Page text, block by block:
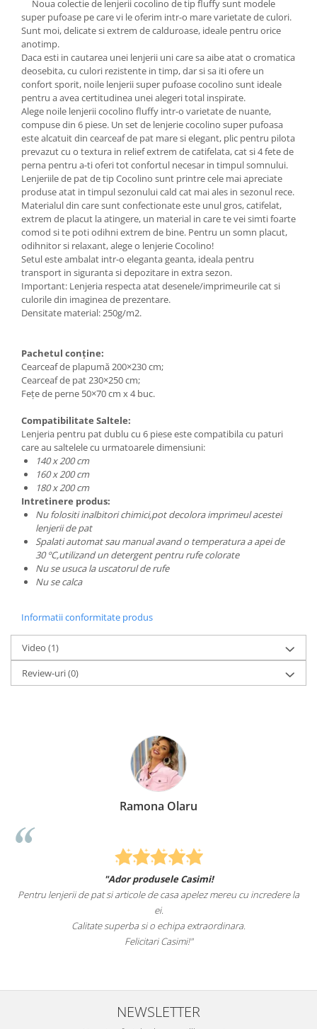
Noua colectie de lenjerii cocolino de tip fluffy sunt modele
super pufoase pe care vi le oferim intr-o mare varietate de culori.
Sunt moi, delicate si extrem de calduroase, ideale pentru orice
anotimp.
Daca esti in cautarea unei lenjerii uni care sa aibe atat o cromatica
deosebita, cu culori rezistente in timp, dar si sa iti ofere un
confort sporit, noile lenjerii super pufoase cocolino sunt ideale
pentru a avea certitudinea unei alegeri total inspirate.
Alege noile lenjerii cocolino fluffy intr-o varietate de nuante,
compuse din 6 piese. Un set de lenjerie cocolino super pufoasa
este alcatuit din cearceaf de pat mare si elegant, plic pentru pilota
prevazut cu o textura in relief extrem de catifelata, cat si 4 fete de
perna pentru a-ti oferi tot confortul necesar in timpul somnului.
Lenjeriile de pat de tip Cocolino sunt printre cele mai apreciate
produse atat in timpul sezonului cald cat mai ales in sezonul rece.
Materialul din care sunt confectionate este unul gros, catifelat,
extrem de placut la atingere, un material in care te vei simti foarte
comod si te poti odihni extrem de bine. Pentru un somn placut,
odihnitor si relaxant, alege o lenjerie Cocolino!
Setul este ambalat intr-o eleganta geanta, ideala pentru
transport in siguranta si depozitare in extra sezon.
Important: Lenjeria respecta atat desenele/imprimeurile cat si
culorile din imaginea de prezentare.
Densitate material: 250g/m2.
Pachetul conține:
Cearceaf de plapumă 200×230 cm;
Cearceaf de pat 230×250 cm;
Fețe de perne 50×70 cm x 4 buc.
Compatibilitate Saltele:
Lenjeria pentru pat dublu cu 6 piese este compatibila cu paturi
care au saltelele cu urmatoarele dimensiuni:
140 x 200 cm
160 x 200 cm
180 x 200 cm
Intretinere produs:
Nu folositi inalbitori chimici,pot decolora imprimeul acestei
lenjerii de pat
Spalati automat sau manual avand o temperatura a apei de
30 ºC,utilizand un detergent pentru rufe colorate
Nu se usuca la uscatorul de rufe
Nu se calca
Informatii conformitate produs
Video (1)
Review-uri(0)
Ramona Olaru
"Ador produsele Casimi!
Pentru lenjerii de pat si articole de casa apelez mereu cu incredere la
ei.
Calitate superba si o echipa extraordinara.
Felicitari Casimi!"
NEWSLETTER